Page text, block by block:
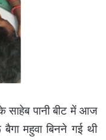
साहेब पानी बीट में आज
महुवा बिनने गई थी